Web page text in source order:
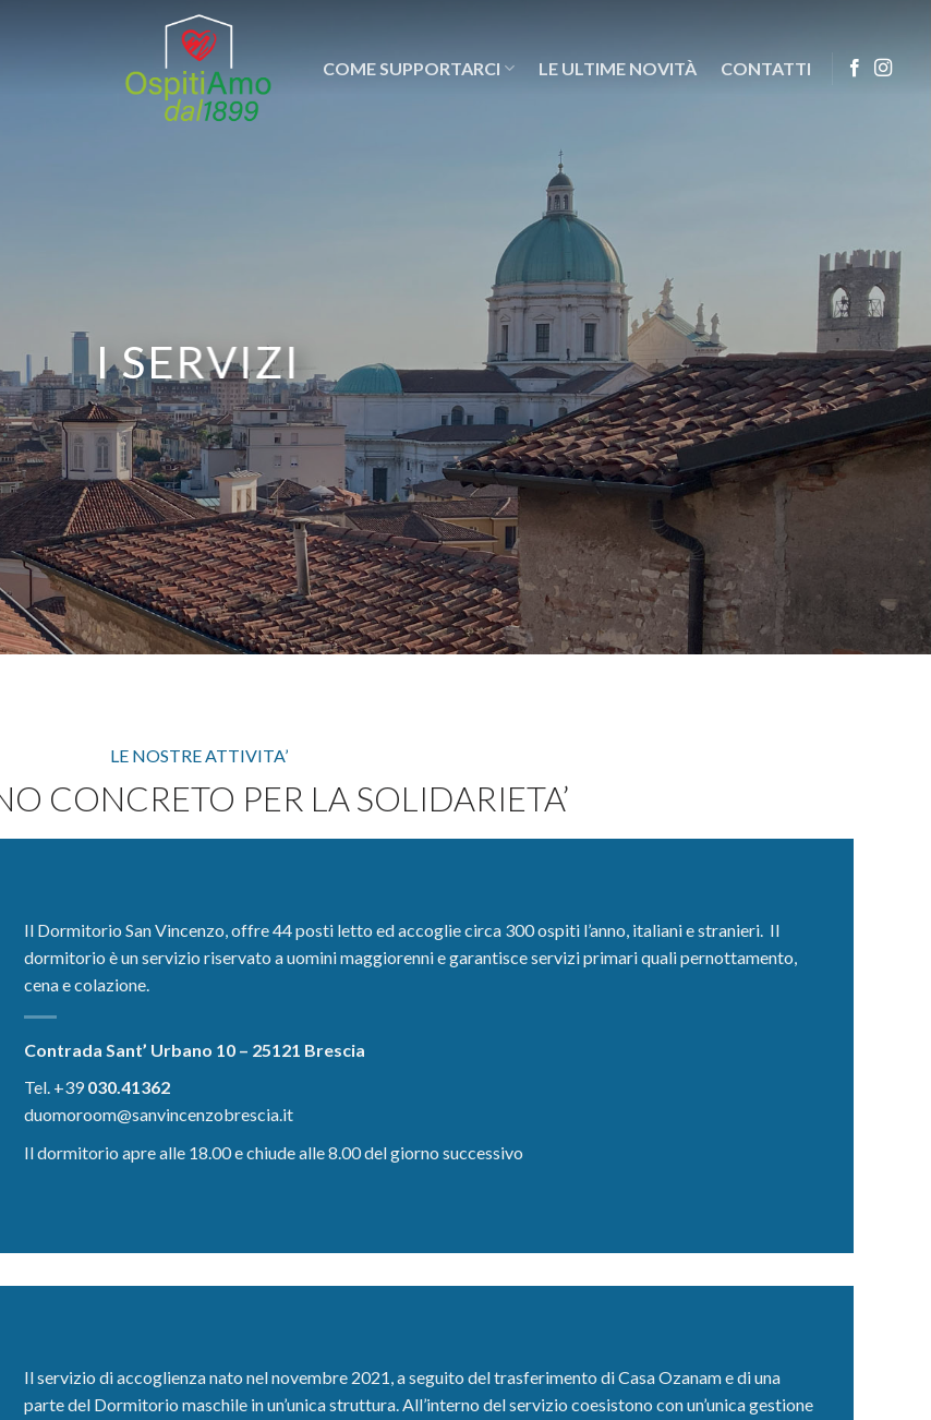
COME SUPPORTARCI LE ULTIME NOVITÀ CONTATTI
I SERVIZI
LE NOSTRE ATTIVITA’
CONCRETO PER LA SOLIDARIETA’
Il Dormitorio San Vincenzo, offre 44 posti letto ed accoglie circa 300 ospiti l’anno, italiani e stranieri. Il
dormitorio è un servizio riservato a uomini maggiorenni e garantisce servizi primari quali pernottamento,
cena e colazione.
Contrada Sant’ Urbano 10 – 25121 Brescia
Tel. +39030.41362
duomoroom@sanvincenzobrescia.it
Il dormitorio apre alle 18.00 e chiude alle 8.00 del giorno successivo
Il servizio di accoglienza nato nel novembre 2021, a seguito del trasferimento di Casa Ozanam e di una
parte del Dormitorio maschile in un’unica struttura. All’interno del servizio coesistono con un’unica gestione